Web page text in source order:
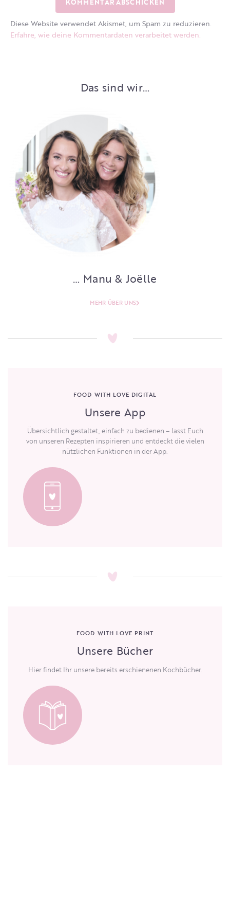
Diese Website verwendet Akismet, um Spam zu reduzieren.
Erfahre, wie deine Kommentardaten verarbeitet werden.
Das sind wir…
… Manu & Joëlle
MEHR ÜBER UNS
FOOD WITH LOVE DIGITAL
Unsere App
Übersichtlich gestaltet, einfach zu bedienen – lasst Euch
von unseren Rezepten inspirieren und entdeckt die vielen
nützlichen Funktionen in der App.
FOOD WITH LOVE PRINT
Unsere Bücher
Hier findet Ihr unsere bereits erschienenen Kochbücher.